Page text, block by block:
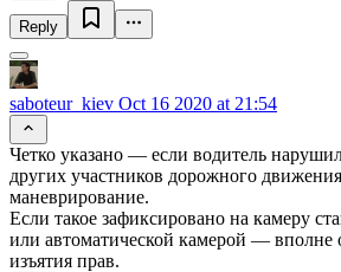
Reply
saboteur_kiev Oct 16 2020 at 21:54
Четко указано — если водитель
других участников дорожного
маневрирование.
Если такое зафиксировано на камеру
или автоматической камерой — вполне
изъятия прав.